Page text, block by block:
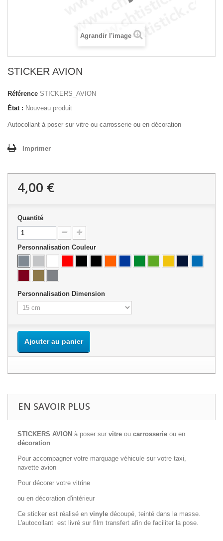
Agrandir l'image
STICKER AVION
Référence STICKERS_AVION
État : Nouveau produit
Autocollant à poser sur vitre ou carrosserie ou en décoration
Imprimer
4,00 €
Quantité
Personnalisation Couleur
Personnalisation Dimension
Ajouter au panier
EN SAVOIR PLUS
STICKERS AVION à poser sur vitre ou carrosserie ou en
décoration
Pour accompagner votre marquage véhicule sur votre taxi,
navette avion
Pour décorer votre vitrine
ou en décoration d'intérieur
Ce sticker est réalisé en vinyle découpé, teinté dans la masse.
L'autocollant est livré sur film transfert afin de faciliter la pose.